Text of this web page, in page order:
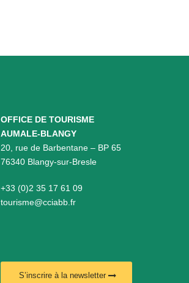
OFFICE DE TOURISME
AUMALE-BLANGY
20, rue de Barbentane – BP 65
76340 Blangy-sur-Bresle
+33 (0)2 35 17 61 09
tourisme@cciabb.fr
S’inscrire à la newsletter